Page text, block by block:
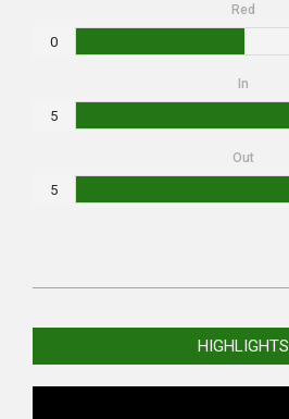
Red
0
In
5
Out
5
01-
HIGHLIGHTS